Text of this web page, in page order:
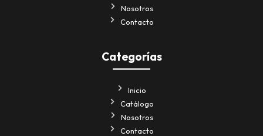
Nosotros
Contacto
Categorías
Inicio
Catálogo
Nosotros
Contacto